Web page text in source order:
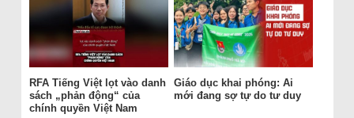
RFA Tiếng Việt lọt vào danh
sách „phản động“ của
chính quyền Việt Nam
Giáo dục khai phóng: Ai
mới đang sợ tự do tư duy